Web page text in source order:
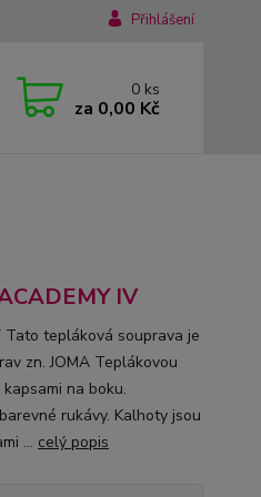
Přihlášení
0 ks
za 0,00 Kč
IV
Tato tepláková souprava je
zn. JOMA Teplákovou
na boku.
rukávy. Kalhoty jsou
... celý popis